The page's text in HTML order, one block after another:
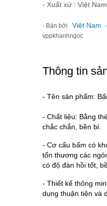
- Xuất xứ : Việt Nam
- Bán bởi Việt Nam
vppkhanhngoc
Thông tin
- Tên sản phẩm:
- Chất liệu: Bằng
chắc chắn, bền bỉ.
- Cơ cấu bấm có
tổn thương các
có độ đàn hồi tốt,
- Thiết kế thông
dụng thuận tiện và